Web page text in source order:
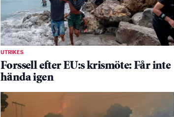
UTRIKES
Forssell efter EU:s krismöte: Får inte
hända igen